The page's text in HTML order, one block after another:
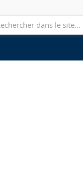
Suivez les